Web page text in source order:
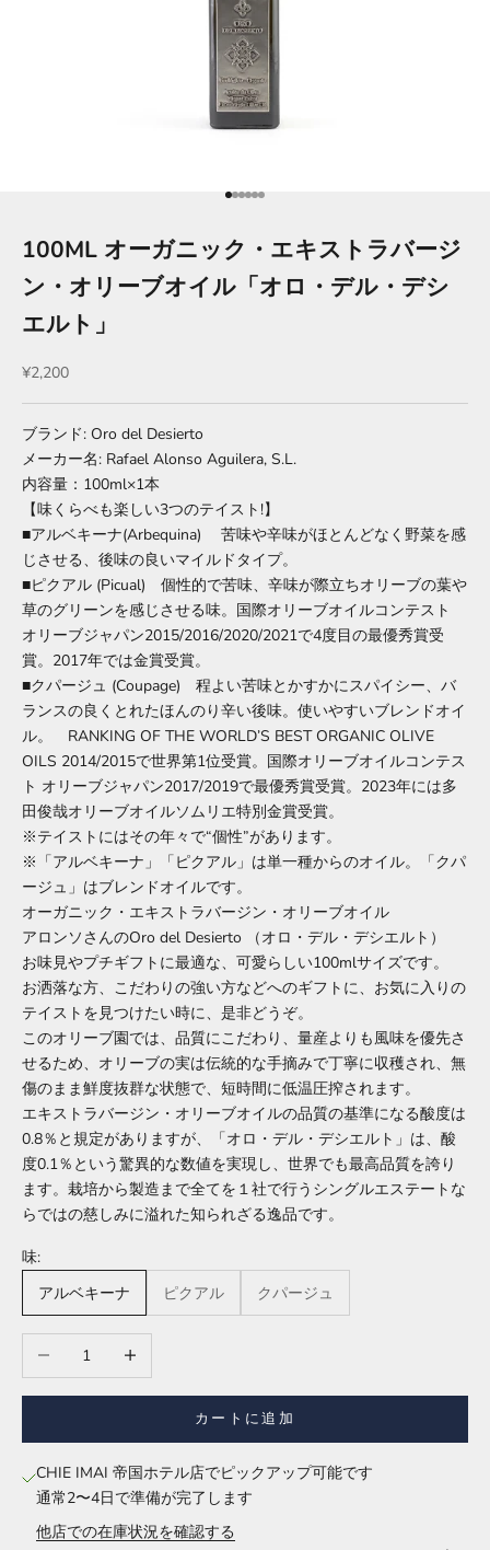
項目に移動する 1
項目に移動する 2
項目に移動する 3
項目に移動する 4
項目に移動する 5
項目に移動する 6
100ML オーガニック・エキストラバージ
ン・オリーブオイル「オロ・デル・デシ
エルト」
セール価格
¥2,200
ブランド: Oro del Desierto
メーカー名: Rafael Alonso Aguilera, S.L.
内容量：100ml×1本
【味くらべも楽しい3つのテイスト!】
■アルベキーナ(Arbequina) 苦味や辛味がほとんどなく野菜を感
じさせる、後味の良いマイルドタイプ。
■ピクアル (Picual) 個性的で苦味、辛味が際立ちオリーブの葉や
草のグリーンを感じさせる味。国際オリーブオイルコンテスト
オリーブジャパン2015/2016/2020/2021で4度目の最優秀賞受
賞。2017年では金賞受賞。
■クパージュ (Coupage) 程よい苦味とかすかにスパイシー、バ
ランスの良くとれたほんのり辛い後味。使いやすいブレンドオイ
ル。 RANKING OF THE WORLD’S BEST ORGANIC OLIVE
OILS 2014/2015で世界第1位受賞。国際オリーブオイルコンテス
ト オリーブジャパン2017/2019で最優秀賞受賞。2023年には多
田俊哉オリーブオイルソムリエ特別金賞受賞。
※テイストにはその年々で“個性”があります。
※「アルベキーナ」「ピクアル」は単一種からのオイル。「クパ
ージュ」はブレンドオイルです。
オーガニック・エキストラバージン・オリーブオイル
アロンソさんのOro del Desierto （オロ・デル・デシエルト）
お味見やプチギフトに最適な、可愛らしい100mlサイズです。
お洒落な方、こだわりの強い方などへのギフトに、お気に入りの
テイストを見つけたい時に、是非どうぞ。
このオリーブ園では、品質にこだわり、量産よりも風味を優先さ
せるため、オリーブの実は伝統的な手摘みで丁寧に収穫され、無
傷のまま鮮度抜群な状態で、短時間に低温圧搾されます。
エキストラバージン・オリーブオイルの品質の基準になる酸度は
0.8％と規定がありますが、「オロ・デル・デシエルト」は、酸
度0.1％という驚異的な数値を実現し、世界でも最高品質を誇り
ます。栽培から製造まで全てを１社で行うシングルエステートな
らではの慈しみに溢れた知られざる逸品です。
味:
アルベキーナ
ピクアル クパージュ
数量を減らす 数量を増やす
カートに追加
CHIE IMAI 帝国ホテル店でピックアップ可能です
通常2〜4日で準備が完了します
他店での在庫状況を確認する